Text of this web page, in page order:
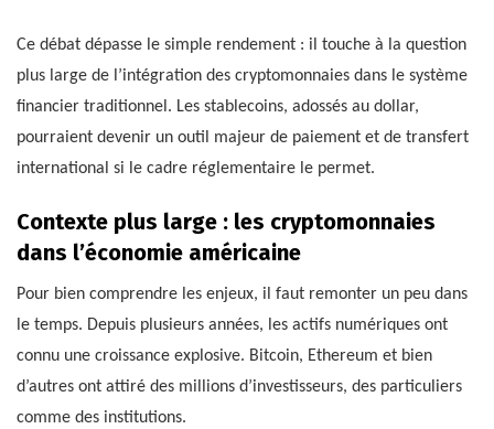
Ce débat dépasse le simple rendement : il touche à la question
plus large de l’intégration des cryptomonnaies dans le système
financier traditionnel. Les stablecoins, adossés au dollar,
pourraient devenir un outil majeur de paiement et de transfert
international si le cadre réglementaire le permet.
Contexte plus large : les cryptomonnaies
dans l’économie américaine
Pour bien comprendre les enjeux, il faut remonter un peu dans
le temps. Depuis plusieurs années, les actifs numériques ont
connu une croissance explosive. Bitcoin, Ethereum et bien
d’autres ont attiré des millions d’investisseurs, des particuliers
comme des institutions.